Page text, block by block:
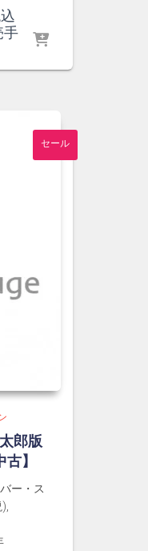
手
セール
郎版
】
ー・ス